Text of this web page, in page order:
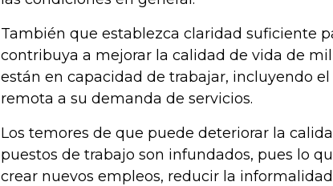
También que establezca claridad suficiente
contribuya a mejorar la calidad de vida de
están en capacidad de trabajar, incluyendo
remota a su demanda de servicios.
Los temores de que puede deteriorar la
puestos de trabajo son infundados, pues lo
crear nuevos empleos, reducir la